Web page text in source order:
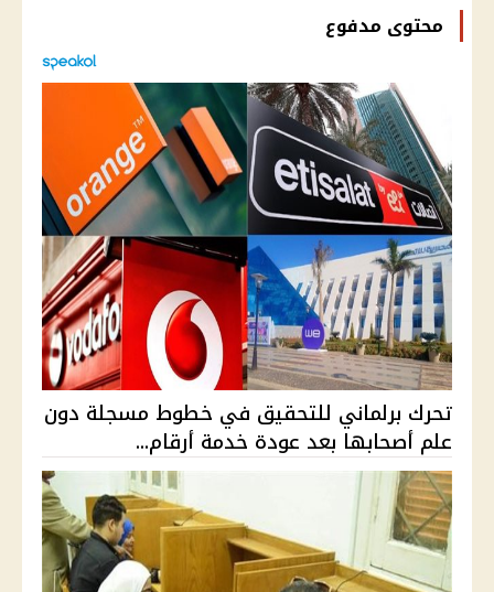
محتوى مدفوع
تحرك برلماني للتحقيق في خطوط مسجلة دون
علم أصحابها بعد عودة خدمة أرقام...